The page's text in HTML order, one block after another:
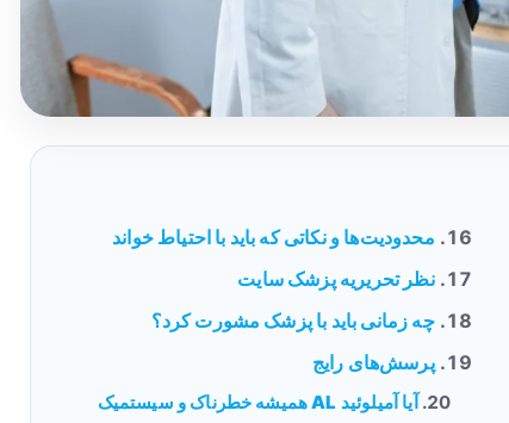
محدودیت‌ها و نکاتی که باید با احتیاط خواند
نظر تحریریه پزشک سایت
چه زمانی باید با پزشک مشورت کرد؟
پرسش‌های رایج
آیا آمیلوئید AL همیشه خطرناک و سیستمیک